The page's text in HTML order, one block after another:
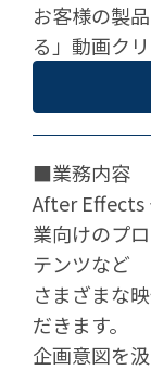
お客様の製
る」動画ク
■業務内容
After Effects
業向けのプ
テンツなど
さまざまな
だきます。
企画意図を